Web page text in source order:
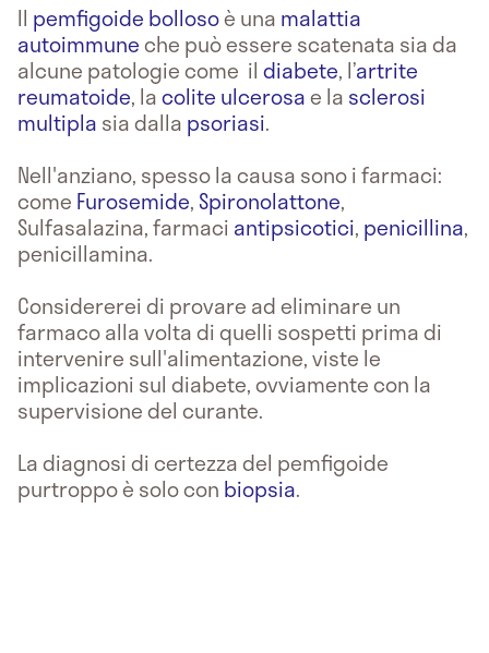
Il pemfigoide bollosoè una malattia
autoimmuneche può essere scatenata sia da
alcune patologie come il diabete, l’artrite
reumatoide, lacolite ulcerosae la sclerosi
multipla sia dalla psoriasi.
Nell'anziano, spesso la causa sono i farmaci:
come Furosemide, Spironolattone,
Sulfasalazina, farmaci antipsicotici, penicillina,
penicillamina.
Considererei di provare ad eliminare un
farmaco alla volta di quelli sospetti prima di
intervenire sull'alimentazione, viste le
implicazioni sul diabete, ovviamente con la
supervisione del curante.
La diagnosi di certezza del pemfigoide
purtroppo è solo con biopsia.